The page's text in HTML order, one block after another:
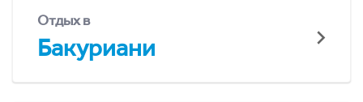
Отдых в
Бакуриани